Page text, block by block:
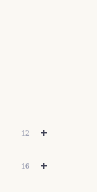
+
12
+
16